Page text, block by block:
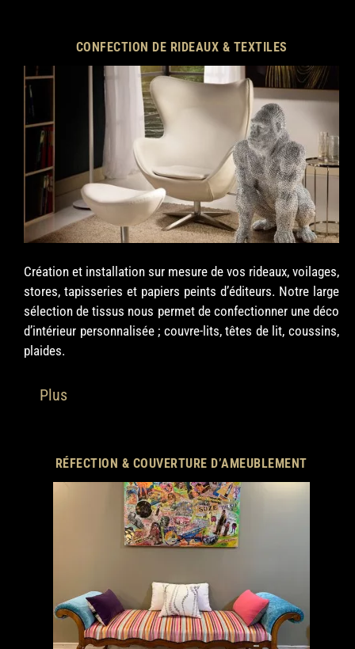
CONFECTION DE RIDEAUX & TEXTILES
Création et installation sur mesure de vos rideaux, voilages,
stores, tapisseries et papiers peints d’éditeurs. Notre large
sélection de tissus nous permet de confectionner une déco
d’intérieur personnalisée ; couvre-lits, têtes de lit, coussins,
plaides.
Plus
RÉFECTION & COUVERTURE D’AMEUBLEMENT